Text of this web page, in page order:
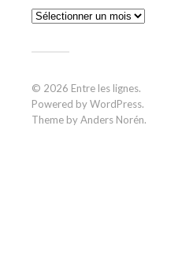
Archives
© 2026 Entre les lignes.
Powered byWordPress.
Theme byAnders Norén.